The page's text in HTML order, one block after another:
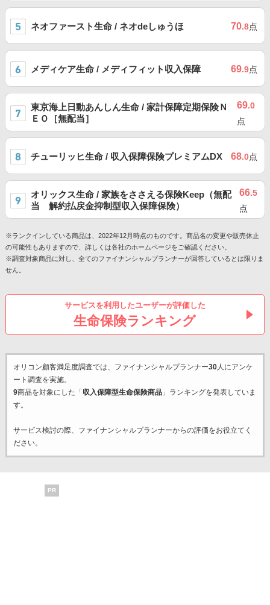
ネオファースト生命 / ネオdeしゅうほ 70.8点
メディケア生命 / メディフィット収入保障 69.9点
東京海上日動あんしん生命 / 家計保障定期保険Ｎ
ＥＯ［無配当］
69.0
点
チューリッヒ生命 / 収入保障保険プレミアムDX 68.0点
オリックス生命 / 家族をささえる保険Keep（無配
当 解約払戻金抑制型収入保障保険）
66.5
点
※ランクインしている商品は、2022年12月時点のものです。商品名の変更や販売休止
の可能性もありますので、詳しくは各社のホームページをご確認ください。
※調査対象商品に対し、全てのファイナンシャルプランナーが回答しているとは限りま
せん。
サービスを利用したユーザーが評価した
生命保険ランキング
オリコン顧客満足度調査では、ファイナンシャルプランナー30人にアンケ
ート調査を実施。
9商品を対象にした「 収入保障型生命保険商品」ランキングを発表していま
す。
サービス検討の際、ファイナンシャルプランナーからの評価をお役立てく
ださい。
PR